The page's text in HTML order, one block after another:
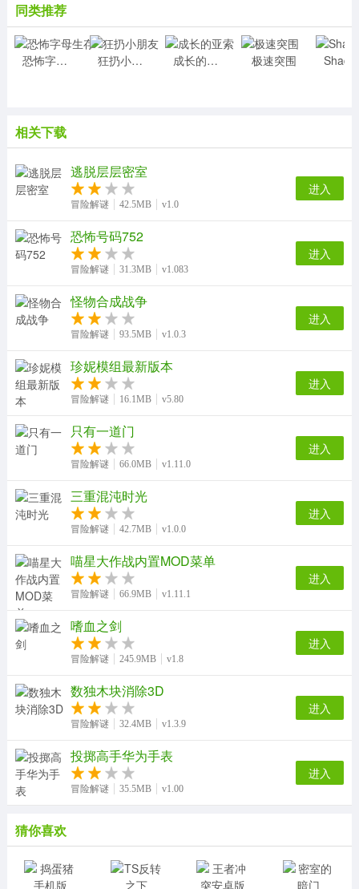
同类推荐
恐怖字母生存 狂扔小朋友 成长的亚索 极速突围
相关下载
逃脱层层密室
冒险解谜 42.5MB v1.0
进入
恐怖号码752
冒险解谜 31.3MB v1.083
进入
怪物合成战争
冒险解谜 93.5MB v1.0.3
进入
珍妮模组最新版本
冒险解谜 16.1MB v5.80
进入
只有一道门
冒险解谜 66.0MB v1.11.0
进入
三重混沌时光
冒险解谜 42.7MB v1.0.0
进入
喵星大作战内置MOD菜单
冒险解谜 66.9MB v1.11.1
进入
嗜血之剑
冒险解谜 245.9MB v1.8
进入
数独木块消除3D
冒险解谜 32.4MB v1.3.9
进入
投掷高手华为手表
冒险解谜 35.5MB v1.00
进入
猜你喜欢